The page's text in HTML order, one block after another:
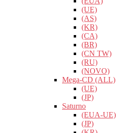
(UE)
(AS)
(KR)
(CA)
(BR)
(CN TW)
(RU)
(NOVO)
Mega-CD (ALL)
(UE)
(JP)
Saturno
(EUA-UE)
(JP)